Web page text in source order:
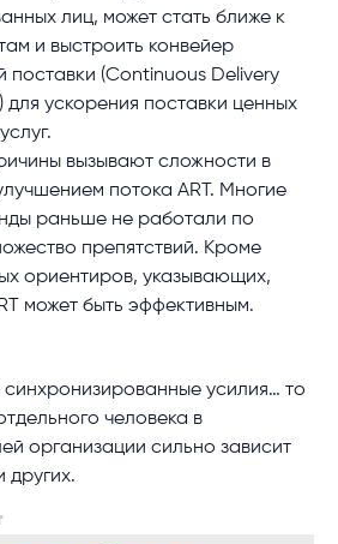
лиц, может стать ближе к
и выстроить конвейер
поставки (Continuous Delivery
для ускорения поставки ценных
вызывают сложности в
потока ART. Многие
раньше не работали по
препятствий. Кроме
ориентиров, указывающих,
может быть эффективным.
усилия… то
человека в
организации сильно зависит
других.